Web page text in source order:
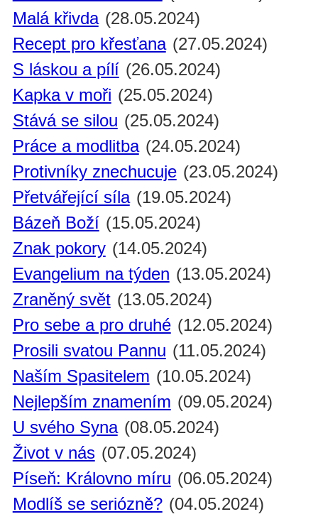
Malá křivda (28.05.2024)
Recept pro křesťana (27.05.2024)
S láskou a pílí (26.05.2024)
Kapka v moři (25.05.2024)
Stává se silou (25.05.2024)
Práce a modlitba (24.05.2024)
Protivníky znechucuje (23.05.2024)
Přetvářející síla (19.05.2024)
Bázeň Boží (15.05.2024)
Znak pokory (14.05.2024)
Evangelium na týden (13.05.2024)
Zraněný svět (13.05.2024)
Pro sebe a pro druhé (12.05.2024)
Prosili svatou Pannu (11.05.2024)
Naším Spasitelem (10.05.2024)
Nejlepším znamením (09.05.2024)
U svého Syna (08.05.2024)
Život v nás (07.05.2024)
Píseň: Královno míru (06.05.2024)
Modlíš se seriózně? (04.05.2024)